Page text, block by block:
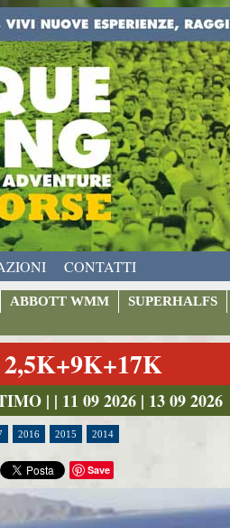
CONTATTI
ABBOTT WMM
SUPERHALFS
| | 11 09 2026 | 13 09 2026
2016 2015 2014
Save